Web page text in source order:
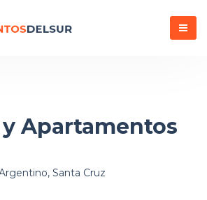
Menú
y Apartamentos
Santa Cruz